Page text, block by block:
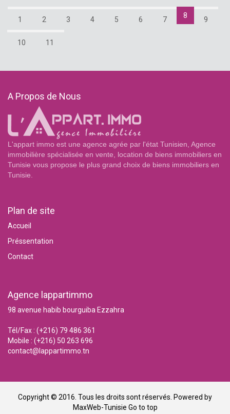
1 2 3 4 5 6 7 8 9
10 11
A Propos de Nous
L'appart immo est une agence agrée par l'état Tunisien, Agence
immobilière spécialisée en vente, location de biens immobiliers en
Tunisie vous propose le plus grand choix de biens immobiliers en
Tunisie.
Plan de site
Accueil
Préssentation
Contact
Agence lappartimmo
98 avenue habib bourguiba Ezzahra
Tél/Fax : (+216) 79 486 361
Mobile : (+216) 50 263 696
contact@lappartimmo.tn
Copyright © 2016. Tous les droits sont réservés. Powered by
MaxWeb-Tunisie Go to top